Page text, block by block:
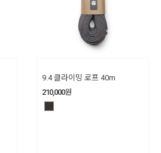
9.4 클라이밍 로프 40m
210,000원